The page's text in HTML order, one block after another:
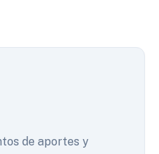
de aportes y